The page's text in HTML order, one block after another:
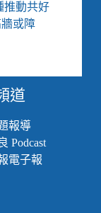
推動共好
或障
道
報導
Podcast
電子報